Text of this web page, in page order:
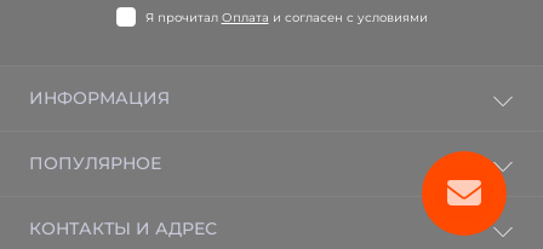
Я прочитал Оплата и согласен с условиями
ИНФОРМАЦИЯ
Отзывы
Возврат товара
ПОПУЛЯРНОЕ
Электрорадиаторы BRAVO
КОНТАКТЫ И АДРЕС